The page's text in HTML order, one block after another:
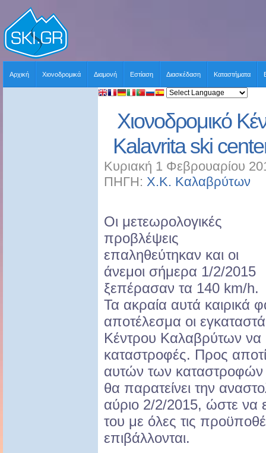
Αρχική Χιονοδρομικά Διαμονή Εστίαση Διασκέδαση Καταστήματα
Χιονοδρομικό
Kalavrita ski
Κυριακή 1 Φεβρουαρίου
ΠΗΓΗ: Χ.Κ. Καλαβρύτων
Οι μετεωρολογικές
προβλέψεις
επαληθεύτηκαν και οι
άνεμοι σήμερα 1/2/2015
ξεπέρασαν τα 140 km/h.
Τα ακραία αυτά καιρικά
αποτέλεσμα οι
Κέντρου Καλαβρύτων να
καταστροφές. Προς
αυτών των καταστροφών
θα παρατείνει την
αύριο 2/2/2015, ώστε να
του με όλες τις
επιβάλλονται.